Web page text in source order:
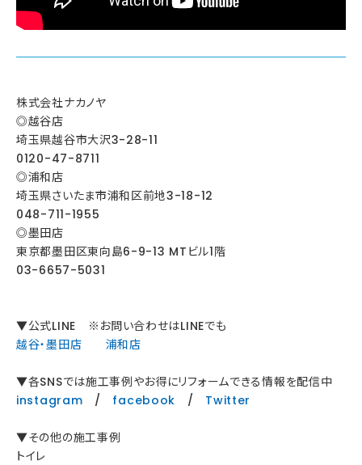
株式会社ナカノヤ
◎越谷店
埼玉県越谷市大沢3-28-11
0120-47-8711
◎浦和店
埼玉県さいたま市浦和区前地3-18-12
048-711-1955
◎墨田店
東京都墨田区東向島6-9-13 MTビル1階
03-6657-5031
▼公式LINE ※お問い合わせはLINEでも
越谷・墨田店
浦和店
▼各SNSでは施工事例やお得にリフォームできる情報を配信中
instagram / facebook / Twitter
▼その他の施工事例
トイレ